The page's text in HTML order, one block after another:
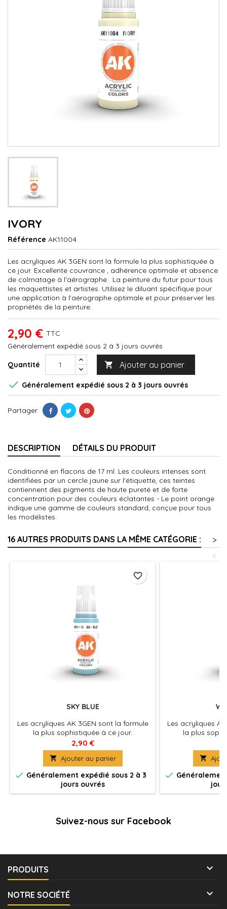
IVORY
Référence AK11004
Les acryliques AK 3GEN sont la formule la plus sophistiquée à
ce jour. Excellente couvrance , adhérence optimale et absence
de colmatage à l'aérographe . La peinture du futur pour tous
les maquettistes et artistes. Utilisez le diluant spécifique pour
une application à l'aérographe optimale et pour préserver les
propriétés de la peinture.
2,90 € TTC
Généralement expédié sous 2 à 3 jours ouvrés
Quantité  Ajouter au panier
 Généralement expédié sous 2 à 3 jours ouvrés
Partager
DESCRIPTION DÉTAILS DU PRODUIT
Conditionné en flacons de 17 ml. Les couleurs intenses sont
identifiées par un cercle jaune sur l'étiquette, ces teintes
contiennent des pigments de haute pureté et de forte
concentration pour des couleurs éclatantes - Le point orange
indique une gamme de couleurs standard, conçue pour tous
les modélistes.
16 AUTRES PRODUITS DANS LA MÊME CATÉGORIE :
>
<
SKY BLUE
Les acryliques AK 3GEN sont la formule
la plus sophistiquée à ce jour.
Excellente couvrance , adhérence optimale
et absence de colmatage à
l'aérographe . La peinture du futur pour
tous les maquettistes et artistes. Utilisez
le diluant spécifique pour une
application à l'aérographe optimale et
pour préserver les propriétés de la
2,90 €
 Ajouter au panier
 Généralement expédié sous 2 à 3
jours ouvrés
favorite_border
Les acryliques
la plus
et
l'aérographe .
tous les
le diluant
application à
pour préserver


Suivez-nous sur Facebook
PRODUITS 
NOTRE SOCIÉTÉ 